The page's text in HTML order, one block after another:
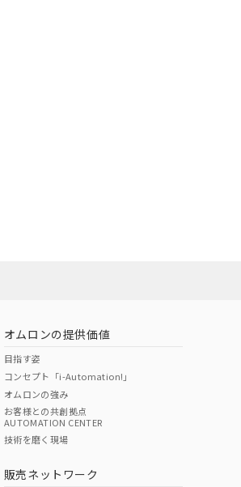
オムロンの提供価値
目指す姿
コンセプト「i-Automation!」
オムロンの強み
お客様との共創拠点
AUTOMATION CENTER
技術を磨く現場
販売ネットワーク